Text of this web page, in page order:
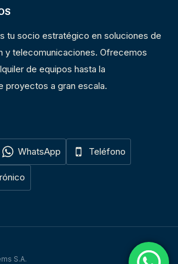
tu socio estratégico en soluciones de
y telecomunicaciones. Ofrecemos
de equipos hasta la
proyectos a gran escala.
WhatsApp Teléfono
S.A.